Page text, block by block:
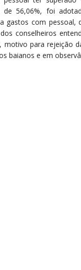
de 56,06%, foi
gastos com
conselheiros
motivo para rejeição
baianos e em